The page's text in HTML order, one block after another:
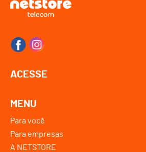
ACESSE
MENU
Para você
Para empresas
A NETSTORE